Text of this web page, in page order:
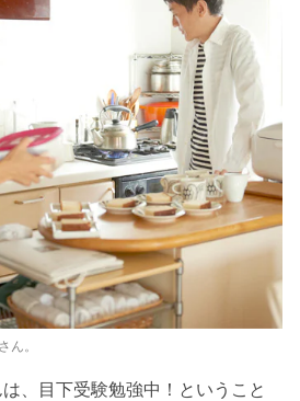
ん。
、目下受験勉強中！ということ